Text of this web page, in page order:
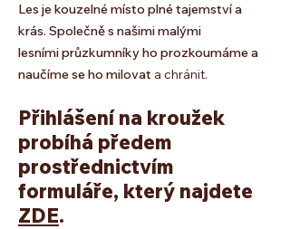
Les je kouzelné místo plné tajemství a
krás. Společně s našimi malými
lesními průzkumníky ho prozkoumáme a
naučíme se ho milovat a chránit.
Přihlášení na kroužek
probíhá předem
prostřednictvím
formuláře, který najdete
ZDE.